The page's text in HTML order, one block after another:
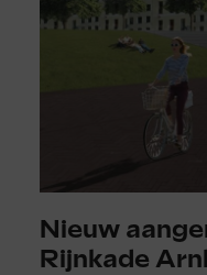
Nieuw
Rijnkade